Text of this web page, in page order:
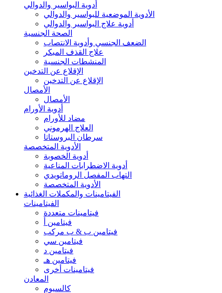
أدوية البواسير والدوالي
الأدوية الموضعية للبواسير والدوالي
أدوية علاج البواسير والدوالي
الصحة الجنسية
الضعف الجنسي وأدوية الانتصاب
علاج القذف المبكر
المنشطات الجنسية
الإقلاع عن التدخين
الإقلاع عن التدخين
الأمصال
الأمصال
أدوية الأورام
مضاد للأورام
العلاج الهرموني
سرطان البروستاتا
الأدوية المتخصصة
أدوية الخصوبة
أدوية الاضطرابات المناعية
التهاب المفصل الروماتويدي
الأدوية المتخصصة
الفيتامينات والمكملات الغذائية
الفيتامينات
فيتامينات متعددة
فيتامين أ
فيتامين ب & ب مركب
فيتامين سي
فيتامين د
فيتامين هـ
فيتامينات أخرى
المعادن
كالسيوم